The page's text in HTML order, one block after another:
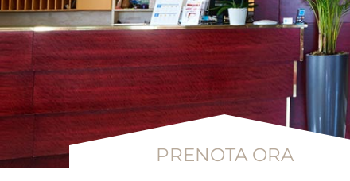
PRENOTA ORA